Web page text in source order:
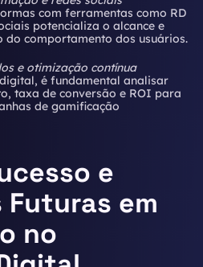
com ferramentas como RD
potencializa o alcance e
comportamento dos usuários.
e otimização contínua
é fundamental analisar
taxa de conversão e ROI para
de gamificação
e
em
no